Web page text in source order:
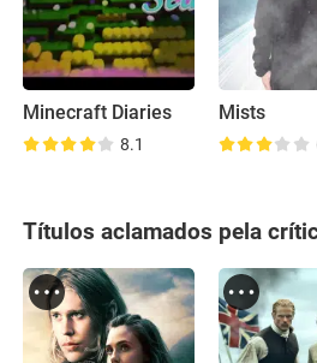
Minecraft Diaries
8.1
Mists
Títulos aclamados pela